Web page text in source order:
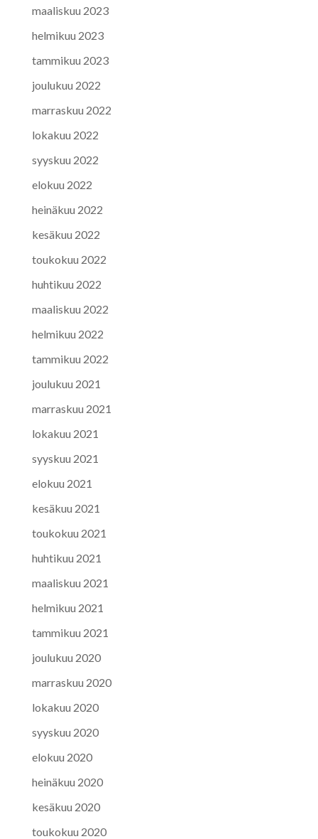
maaliskuu 2023
helmikuu 2023
tammikuu 2023
joulukuu 2022
marraskuu 2022
lokakuu 2022
syyskuu 2022
elokuu 2022
heinäkuu 2022
kesäkuu 2022
toukokuu 2022
huhtikuu 2022
maaliskuu 2022
helmikuu 2022
tammikuu 2022
joulukuu 2021
marraskuu 2021
lokakuu 2021
syyskuu 2021
elokuu 2021
kesäkuu 2021
toukokuu 2021
huhtikuu 2021
maaliskuu 2021
helmikuu 2021
tammikuu 2021
joulukuu 2020
marraskuu 2020
lokakuu 2020
syyskuu 2020
elokuu 2020
heinäkuu 2020
kesäkuu 2020
toukokuu 2020